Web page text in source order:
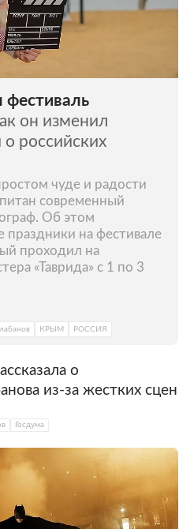
он изменил
российских
чуде и радости
современный
Об этом
праздники на фестивале
проходил на
«Таврида» с 1 по 3
КРЫМ РОССИЯ
о
из-за жестких сцен
Госдума